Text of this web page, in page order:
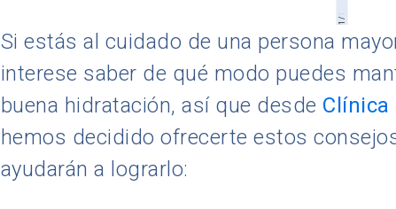
1/
Si estás al cuidado de una persona
interese saber de qué modo puedes
buena hidratación, así que desde Clínica
hemos decidido ofrecerte estos
ayudarán a lograrlo: